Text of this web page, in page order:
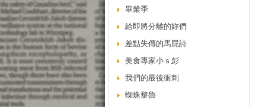
畢業季
給即將分離的妳們
差點失傳的馬屁詩
美食專家小ｓ彭
我們的最後衝刺
蜘蛛黎魯